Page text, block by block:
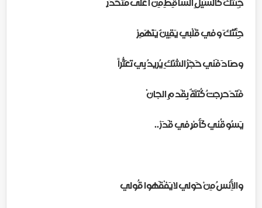
جِئْتُكَ وفي قَلْبي يَقِينٌ يَنْهَمِرْ
وصَادَفَني حَجَرُ الشَّكِ يُريدُ بِي تَعَثُّراً
فَتَدَحرجتُ كُتْلَةٌ بِقَدمِ الجانْ
يَسُوقُني كَأمْرٍ في قَدَرْ ..
والأِنسُ مِنْ حَولي لايَفْقَهوا قُولي